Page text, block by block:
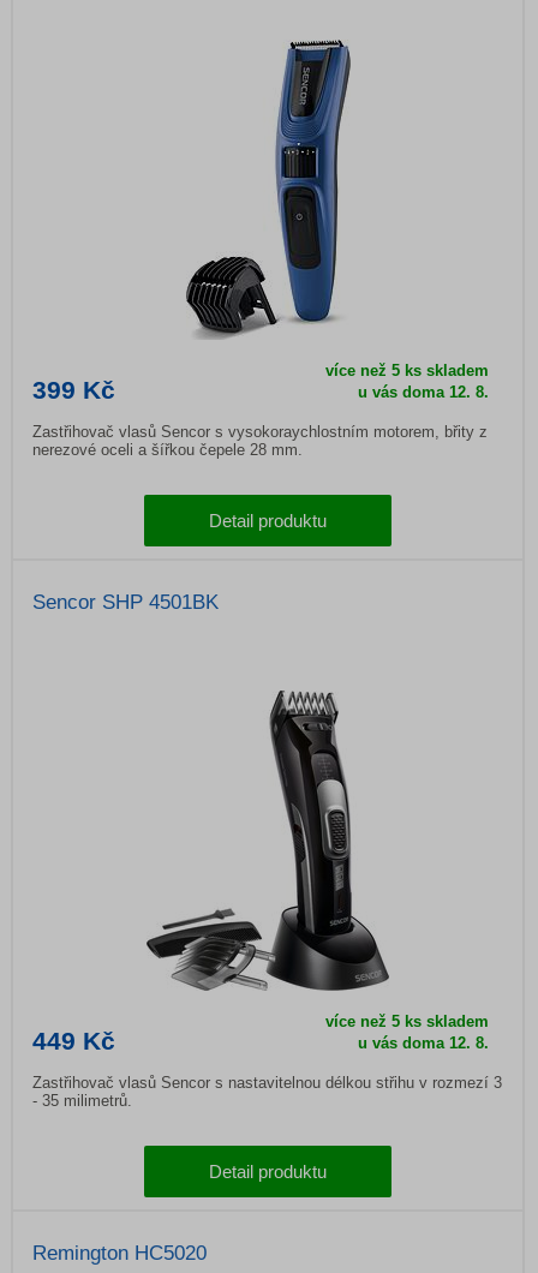
399 Kč
více než 5 ks skladem
u vás doma12. 8.
Zastřihovač vlasů Sencor s vysokoraychlostním motorem, břity z
nerezové oceli a šířkou čepele 28 mm.
Detail produktu
Sencor SHP 4501BK
449 Kč
více než 5 ks skladem
u vás doma12. 8.
Zastřihovač vlasů Sencor s nastavitelnou délkou střihu v rozmezí 3
- 35 milimetrů.
Detail produktu
Remington HC5020